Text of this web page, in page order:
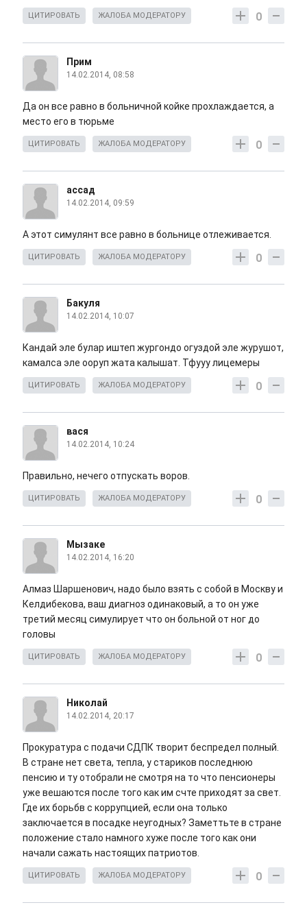
0
ЦИТИРОВАТЬ ЖАЛОБА МОДЕРАТОРУ
Прим
14.02.2014, 08:58
Да он все равно в больничной койке прохлаждается, а
место его в тюрьме
0
ЦИТИРОВАТЬ ЖАЛОБА МОДЕРАТОРУ
ассад
14.02.2014, 09:59
А этот симулянт все равно в больнице отлеживается.
0
ЦИТИРОВАТЬ ЖАЛОБА МОДЕРАТОРУ
Бакуля
14.02.2014, 10:07
Кандай эле булар иштеп жургондо огуздой эле журушот,
камалса эле ооруп жата калышат. Тфууу лицемеры
0
ЦИТИРОВАТЬ ЖАЛОБА МОДЕРАТОРУ
вася
14.02.2014, 10:24
Правильно, нечего отпускать воров.
0
ЦИТИРОВАТЬ ЖАЛОБА МОДЕРАТОРУ
Мызаке
14.02.2014, 16:20
Алмаз Шаршенович, надо было взять с собой в Москву и
Келдибекова, ваш диагноз одинаковый, а то он уже
третий месяц симулирует что он больной от ног до
головы
0
ЦИТИРОВАТЬ ЖАЛОБА МОДЕРАТОРУ
Николай
14.02.2014, 20:17
Прокуратура с подачи СДПК творит беспредел полный.
В стране нет света, тепла, у стариков последнюю
пенсию и ту отобрали не смотря на то что пенсионеры
уже вешаются после того как им счте приходят за свет.
Где их борьбв с коррупцией, если она только
заключается в посадке неугодных? Заметтьте в стране
положение стало намного хуже после того как они
начали сажать настоящих патриотов.
0
ЦИТИРОВАТЬ ЖАЛОБА МОДЕРАТОРУ